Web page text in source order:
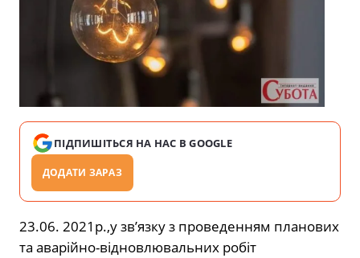
ПІДПИШІТЬСЯ НА НАС В GOOGLE
ДОДАТИ ЗАРАЗ
23.06. 2021р.,у зв’язку з проведенням планових
та аварійно-відновлювальних робіт